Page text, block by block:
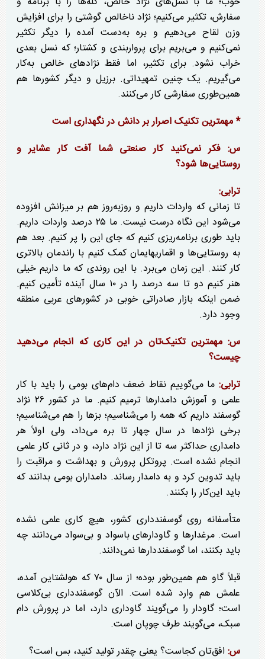
سفارش، تکثیر می‌کنیم؛ نژاد ناخالص گوشتی را برای افزایش
وزن لقاح می‌دهیم و بره به‌دست آمده را دیگر تکثیر
نمی‌کنیم و می‌بریم برای پرواربندی و کشتار؛ که نسل بعدی
خراب نشود. برای تکثیر، اما فقط نژاد‌های خالص به‌کار
می‌گیریم. یک چنین تمهیداتی. برزیل و دیگر کشور‌ها هم
همین‌طوری سفارشی کار می‌کنند.
* مهمترین تکنیک اصرار بر دانش در نگهداری است
س: فکر نمی‌کنید کار صنعتی شما آفت کار عشایر و
روستایی‌ها شود؟
ترابی:
تا زمانی که واردات داریم و روز‌به‌روز هم بر میزانش افزوده
می‌شود این نگاه درست نیست. ما ۲۵ درصد واردات داریم.
باید طوری برنامه‌ریزی کنیم که جای این را پر کنیم. بعد هم
به روستایی‌ها و اقماریهایمان کمک کنیم با راندمان بالاتری
کار کنند. این زمان می‌برد. با این روندی که ما داریم خیلی
هنر کنیم دو تا سه درصد را در ۱۰ سال آینده تأمین کنیم.
ضمن اینکه بازار صادراتی خوبی در کشور‌های عربی منطقه
وجود دارد.
س: مهمترین تکنیک‌تان در این کاری که انجام می‌دهید
چیست؟
ترابی: ما می‌گوییم نقاط ضعف دام‌های بومی را باید با کار
علمی و آموزش دامدار‌ها ترمیم کنیم. ما در کشور ۲۶ نژاد
گوسفند داریم که همه را می‌شناسیم؛ بز‌ها را هم می‌شناسیم؛
برخی نژاد‌ها در سال چهار تا بره می‌داد، ولی اولاً هر
دامداری حداکثر سه تا از این نژاد دارد، و در ثانی کار علمی
انجام نشده است. پروتکل پرورش و بهداشت و مراقبت را
باید تدوین کرد و به دامدار رساند. دامداران بومی بدانند که
باید این‌کار را بکنند.
متأسفانه روی گوسفندداری کشور، هیچ کاری علمی نشده
است. مرغدار‌ها و گاودار‌های باسواد و بی‌سواد می‌دانند چه
باید بکنند، اما گوسفنددار‌ها نمی‌دانند.
قبلاً گاو هم همین‌طور بوده؛ از سال ۷۰ که هولشتاین آمده،
علمش هم وارد شده است. الآن گوسفندداری بی‌کلاسی
است؛ گاودار را می‌گویند گاوداری دارد، اما در پرورش دام
سبک، می‌گویند طرف چوپان است.
س: افق‌تان کجاست؟ یعنی چقدر تولید کنید، بس است؟